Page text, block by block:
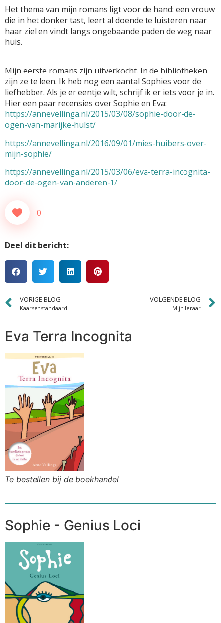
Het thema van mijn romans ligt voor de hand: een vrouw
die in het donker tast, leert al doende te luisteren naar
haar ziel en vindt langs ongebaande paden de weg naar
huis.
Mijn eerste romans zijn uitverkocht. In de bibliotheken
zijn ze te leen. Ik heb nog een aantal Sophies voor de
liefhebber. Als je er eentje wilt, schrijf ik er iets voor je in.
Hier een paar recensies over Sophie en Eva:
https://annevellinga.nl/2015/03/08/sophie-door-de-
ogen-van-marijke-hulst/
https://annevellinga.nl/2016/09/01/mies-huibers-over-
mijn-sophie/
https://annevellinga.nl/2015/03/06/eva-terra-incognita-
door-de-ogen-van-anderen-1/
0
Deel dit bericht:
VORIGE BLOG
Kaarsenstandaard
VOLGENDE BLOG
Mijn leraar
Eva Terra Incognita
Te bestellen bij de boekhandel
Sophie - Genius Loci